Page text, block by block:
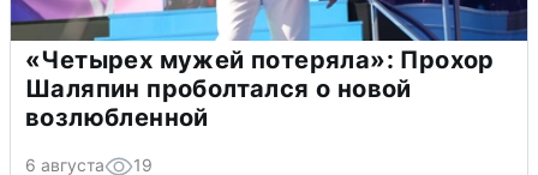
«Четырех мужей потеряла»: Прохор
Шаляпин проболтался о новой
возлюбленной
6 августа 19